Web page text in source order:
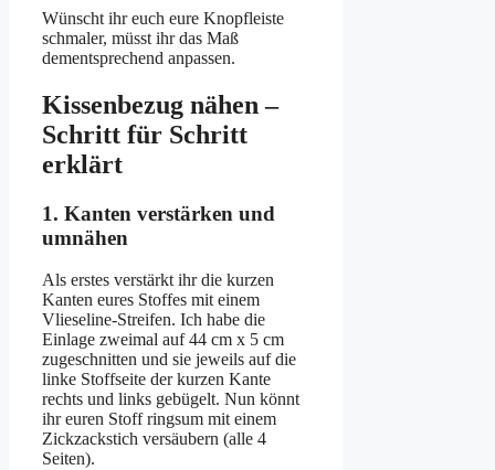
Wünscht ihr euch eure Knopfleiste
schmaler, müsst ihr das Maß
dementsprechend anpassen.
Kissenbezug nähen –
Schritt für Schritt
erklärt
1. Kanten verstärken und
umnähen
Als erstes verstärkt ihr die kurzen
Kanten eures Stoffes mit einem
Vlieseline-Streifen. Ich habe die
Einlage zweimal auf 44 cm x 5 cm
zugeschnitten und sie jeweils auf die
linke Stoffseite der kurzen Kante
rechts und links gebügelt. Nun könnt
ihr euren Stoff ringsum mit einem
Zickzackstich versäubern (alle 4
Seiten).